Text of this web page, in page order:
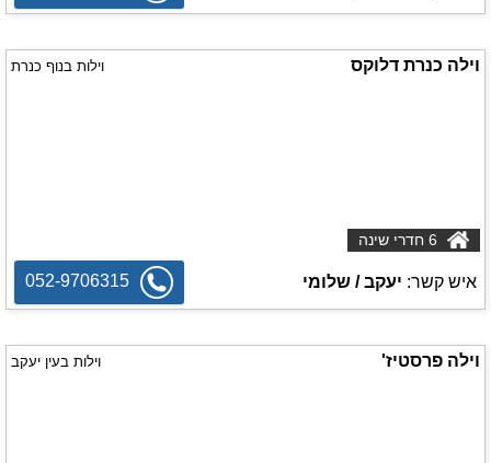
וילה כנרת דלוקס וילות בנוף כנרת
איש קשר: יעקב / שלומי 052-9706315
וילה פרסטיז' וילות בעין יעקב